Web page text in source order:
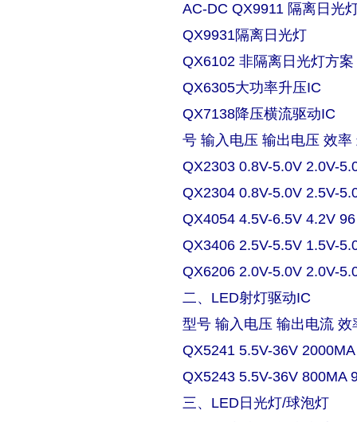
AC-DC QX9911 隔离日光
QX9931隔离日光灯
QX6102 非隔离日光灯方案
QX6305大功率升压IC
QX7138降压横流驱动IC
号 输入电压 输出电压 效率
QX2303 0.8V-5.0V 2.0V-
QX2304 0.8V-5.0V 2.5V-
QX4054 4.5V-6.5V 4.2V
QX3406 2.5V-5.5V 1.5V-
QX6206 2.0V-5.0V 2.0V-
二、LED射灯驱动IC
型号 输入电压 输出电流 效
QX5241 5.5V-36V
QX5243 5.5V-36V 800MA
三、LED日光灯/球泡灯